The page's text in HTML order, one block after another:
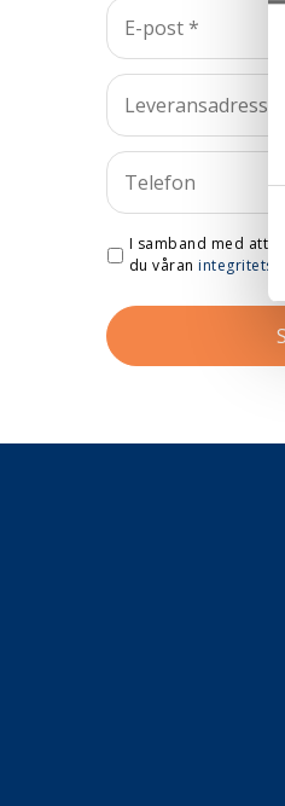
I samband med att
du våran